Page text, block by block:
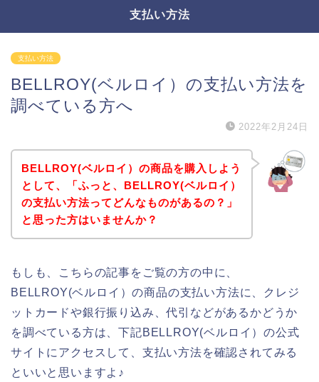
支払い方法
支払い方法
BELLROY(ベルロイ）の支払い方法を
調べている方へ
2022年2月24日
BELLROY(ベルロイ）の商品を購入しよう
として、「ふっと、BELLROY(ベルロイ）
の支払い方法ってどんなものがあるの？」
と思った方はいませんか？
もしも、こちらの記事をご覧の方の中に、
BELLROY(ベルロイ）の商品の支払い方法に、クレジ
ットカードや銀行振り込み、代引などがあるかどうか
を調べている方は、下記BELLROY(ベルロイ）の公式
サイトにアクセスして、支払い方法を確認されてみる
といいと思いますよ♪